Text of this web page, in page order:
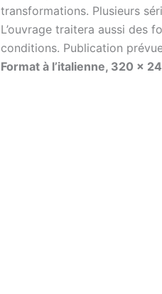
transformations. Plusieurs
L’ouvrage traitera aussi des
conditions. Publication
Format à l’italienne, 320 x